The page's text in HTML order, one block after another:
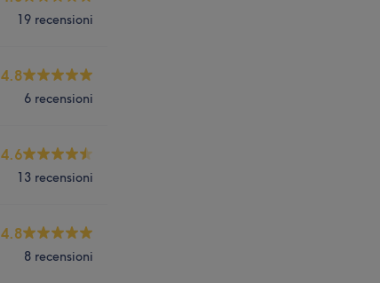
19 recensioni
4.8
6 recensioni
4.6
13 recensioni
4.8
8 recensioni